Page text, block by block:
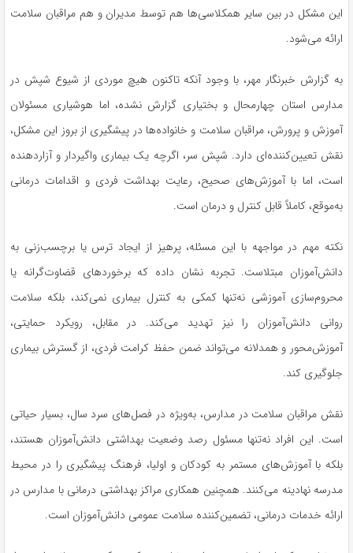
این مشکل در بین سایر همکلاسی‌ها هم توسط مدیران و هم مراقبان سلامت
ارائه می‌شود.
به گزارش خبرنگار مهر، با وجود آنکه تاکنون هیچ موردی از شیوع شپش در
مدارس استان چهارمحال و بختیاری گزارش نشده، اما هوشیاری مسئولان
آموزش و پرورش، مراقبان سلامت و خانواده‌ها در پیشگیری از بروز این مشکل،
نقش تعیین‌کننده‌ای دارد. شپش سر، اگرچه یک بیماری واگیردار و آزاردهنده
است، اما با آموزش‌های صحیح، رعایت بهداشت فردی و اقدامات درمانی
به‌موقع، کاملاً قابل کنترل و درمان است.
نکته مهم در مواجهه با این مسئله، پرهیز از ایجاد ترس یا برچسب‌زنی به
دانش‌آموزان مبتلاست. تجربه نشان داده که برخوردهای قضاوت‌گرانه یا
محروم‌سازی آموزشی نه‌تنها کمکی به کنترل بیماری نمی‌کند، بلکه سلامت
روانی دانش‌آموزان را نیز تهدید می‌کند. در مقابل، رویکرد حمایتی،
آموزش‌محور و همدلانه می‌تواند ضمن حفظ کرامت فردی، از گسترش بیماری
جلوگیری کند.
نقش مراقبان سلامت در مدارس، به‌ویژه در فصل‌های سرد سال، بسیار حیاتی
است. این افراد نه‌تنها مسئول رصد وضعیت بهداشتی دانش‌آموزان هستند،
بلکه با آموزش‌های مستمر به کودکان و اولیا، فرهنگ پیشگیری را در محیط
مدرسه نهادینه می‌کنند. همچنین همکاری مراکز بهداشتی درمانی با مدارس در
ارائه خدمات درمانی، تضمین‌کننده سلامت عمومی دانش‌آموزان است.